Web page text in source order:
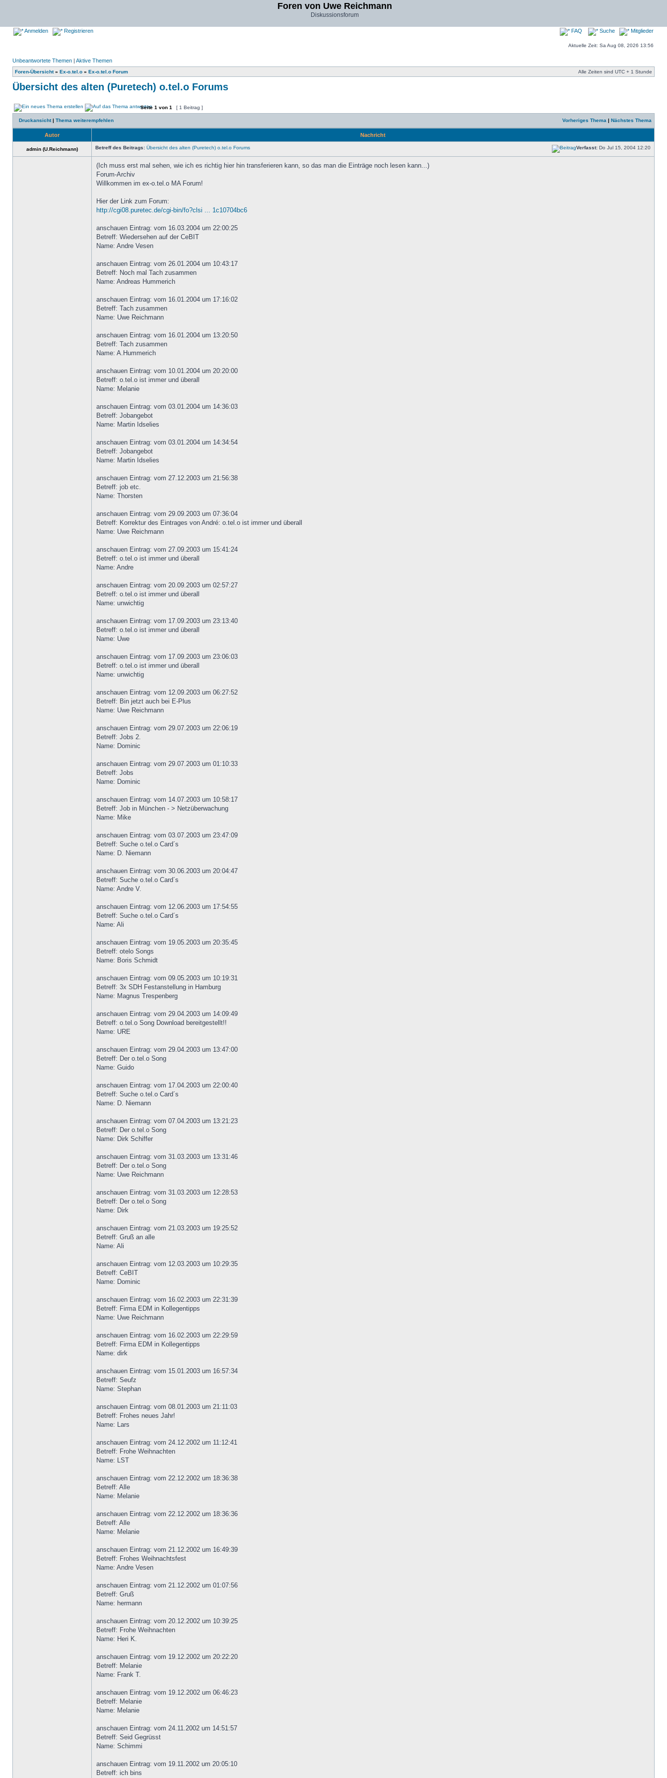
Foren von Uwe Reichmann
Diskussionsforum
Anmelden Registrieren FAQ Suche Mitglieder
Aktuelle Zeit: Sa Aug 08, 2026 13:56
Unbeantwortete Themen | Aktive Themen
Foren-Übersicht» Ex-o.tel.o » Ex-o.tel.o Forum Alle Zeiten sind UTC + 1 Stunde
Übersicht des alten (Puretech) o.tel.o Forums
Seite 1 von 1 [ 1 Beitrag ]
Druckansicht| Thema weiterempfehlen Vorheriges Thema | Nächstes Thema
Autor Nachricht
admin (U.Reichmann) Betreff des Beitrags: Übersicht des alten (Puretech) o.tel.o Forums Verfasst: Do Jul 15, 2004 12:20
(Ich muss erst mal sehen, wie ich es richtig hier hin transferieren kann, so das man die Einträge noch lesen kann...)
Forum-Archiv
Willkommen im ex-o.tel.o MA Forum!
Hier der Link zum Forum:
http://cgi08.puretec.de/cgi-bin/fo?clsi ... 1c10704bc6
anschauen Eintrag: vom 16.03.2004 um 22:00:25
Betreff: Wiedersehen auf der CeBIT
Name: Andre Vesen
anschauen Eintrag: vom 26.01.2004 um 10:43:17
Betreff: Noch mal Tach zusammen
Name: Andreas Hummerich
anschauen Eintrag: vom 16.01.2004 um 17:16:02
Betreff: Tach zusammen
Name: Uwe Reichmann
anschauen Eintrag: vom 16.01.2004 um 13:20:50
Betreff: Tach zusammen
Name: A.Hummerich
anschauen Eintrag: vom 10.01.2004 um 20:20:00
Betreff: o.tel.o ist immer und überall
Name: Melanie
anschauen Eintrag: vom 03.01.2004 um 14:36:03
Betreff: Jobangebot
Name: Martin Idselies
anschauen Eintrag: vom 03.01.2004 um 14:34:54
Betreff: Jobangebot
Name: Martin Idselies
anschauen Eintrag: vom 27.12.2003 um 21:56:38
Betreff: job etc.
Name: Thorsten
anschauen Eintrag: vom 29.09.2003 um 07:36:04
Betreff: Korrektur des Eintrages von André: o.tel.o ist immer und überall
Name: Uwe Reichmann
anschauen Eintrag: vom 27.09.2003 um 15:41:24
Betreff: o.tel.o ist immer und überall
Name: Andre
anschauen Eintrag: vom 20.09.2003 um 02:57:27
Betreff: o.tel.o ist immer und überall
Name: unwichtig
anschauen Eintrag: vom 17.09.2003 um 23:13:40
Betreff: o.tel.o ist immer und überall
Name: Uwe
anschauen Eintrag: vom 17.09.2003 um 23:06:03
Betreff: o.tel.o ist immer und überall
Name: unwichtig
anschauen Eintrag: vom 12.09.2003 um 06:27:52
Betreff: Bin jetzt auch bei E-Plus
Name: Uwe Reichmann
anschauen Eintrag: vom 29.07.2003 um 22:06:19
Betreff: Jobs 2.
Name: Dominic
anschauen Eintrag: vom 29.07.2003 um 01:10:33
Betreff: Jobs
Name: Dominic
anschauen Eintrag: vom 14.07.2003 um 10:58:17
Betreff: Job in München - > Netzüberwachung
Name: Mike
anschauen Eintrag: vom 03.07.2003 um 23:47:09
Betreff: Suche o.tel.o Card´s
Name: D. Niemann
anschauen Eintrag: vom 30.06.2003 um 20:04:47
Betreff: Suche o.tel.o Card´s
Name: Andre V.
anschauen Eintrag: vom 12.06.2003 um 17:54:55
Betreff: Suche o.tel.o Card´s
Name: Ali
anschauen Eintrag: vom 19.05.2003 um 20:35:45
Betreff: otelo Songs
Name: Boris Schmidt
anschauen Eintrag: vom 09.05.2003 um 10:19:31
Betreff: 3x SDH Festanstellung in Hamburg
Name: Magnus Trespenberg
anschauen Eintrag: vom 29.04.2003 um 14:09:49
Betreff: o.tel.o Song Download bereitgestellt!!
Name: URE
anschauen Eintrag: vom 29.04.2003 um 13:47:00
Betreff: Der o.tel.o Song
Name: Guido
anschauen Eintrag: vom 17.04.2003 um 22:00:40
Betreff: Suche o.tel.o Card´s
Name: D. Niemann
anschauen Eintrag: vom 07.04.2003 um 13:21:23
Betreff: Der o.tel.o Song
Name: Dirk Schiffer
anschauen Eintrag: vom 31.03.2003 um 13:31:46
Betreff: Der o.tel.o Song
Name: Uwe Reichmann
anschauen Eintrag: vom 31.03.2003 um 12:28:53
Betreff: Der o.tel.o Song
Name: Dirk
anschauen Eintrag: vom 21.03.2003 um 19:25:52
Betreff: Gruß an alle
Name: Ali
anschauen Eintrag: vom 12.03.2003 um 10:29:35
Betreff: CeBIT
Name: Dominic
anschauen Eintrag: vom 16.02.2003 um 22:31:39
Betreff: Firma EDM in Kollegentipps
Name: Uwe Reichmann
anschauen Eintrag: vom 16.02.2003 um 22:29:59
Betreff: Firma EDM in Kollegentipps
Name: dirk
anschauen Eintrag: vom 15.01.2003 um 16:57:34
Betreff: Seufz
Name: Stephan
anschauen Eintrag: vom 08.01.2003 um 21:11:03
Betreff: Frohes neues Jahr!
Name: Lars
anschauen Eintrag: vom 24.12.2002 um 11:12:41
Betreff: Frohe Weihnachten
Name: LST
anschauen Eintrag: vom 22.12.2002 um 18:36:38
Betreff: Alle
Name: Melanie
anschauen Eintrag: vom 22.12.2002 um 18:36:36
Betreff: Alle
Name: Melanie
anschauen Eintrag: vom 21.12.2002 um 16:49:39
Betreff: Frohes Weihnachtsfest
Name: Andre Vesen
anschauen Eintrag: vom 21.12.2002 um 01:07:56
Betreff: Gruß
Name: hermann
anschauen Eintrag: vom 20.12.2002 um 10:39:25
Betreff: Frohe Weihnachten
Name: Heri K.
anschauen Eintrag: vom 19.12.2002 um 20:22:20
Betreff: Melanie
Name: Frank T.
anschauen Eintrag: vom 19.12.2002 um 06:46:23
Betreff: Melanie
Name: Melanie
anschauen Eintrag: vom 24.11.2002 um 14:51:57
Betreff: Seid Gegrüsst
Name: Schimmi
anschauen Eintrag: vom 19.11.2002 um 20:05:10
Betreff: ich bins